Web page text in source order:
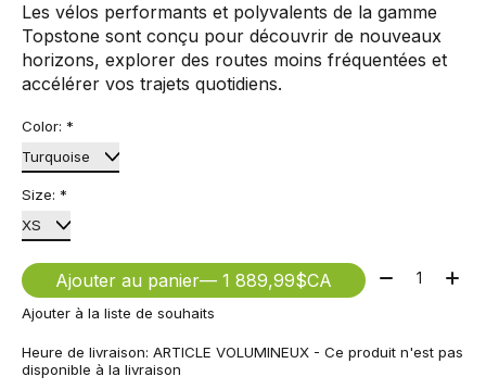
Les vélos performants et polyvalents de la gamme
Topstone sont conçu pour découvrir de nouveaux
horizons, explorer des routes moins fréquentées et
accélérer vos trajets quotidiens.
Color: *
Size: *
Ajouter au panier — 1 889,99$CA Quantité:
Ajouter à la liste de souhaits
Heure de livraison: ARTICLE VOLUMINEUX - Ce produit n'est pas
disponible à la livraison